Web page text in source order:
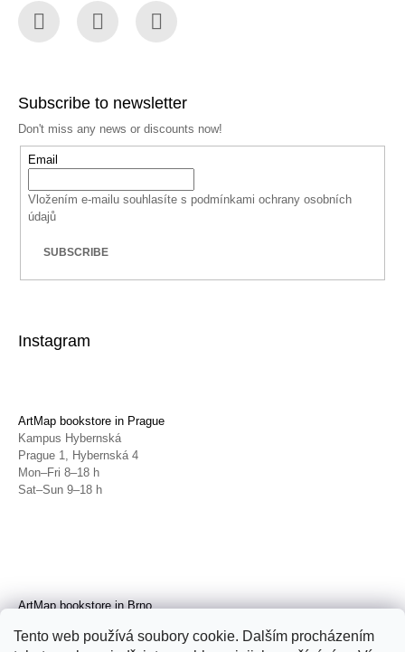
Tento web používá soubory cookie. Dalším procházením
Subscribe to newsletter
Don't miss any news or discounts now!
Email
Vložením e-mailu souhlasíte s podmínkami ochrany osobních
údajů
SUBSCRIBE
Instagram
ArtMap bookstore in Prague
Kampus Hybernská
Prague 1, Hybernská 4
Mon–Fri 8–18 h
Sat–Sun 9–18 h
ArtMap bookstore in Brno
Brno, Radnická 4